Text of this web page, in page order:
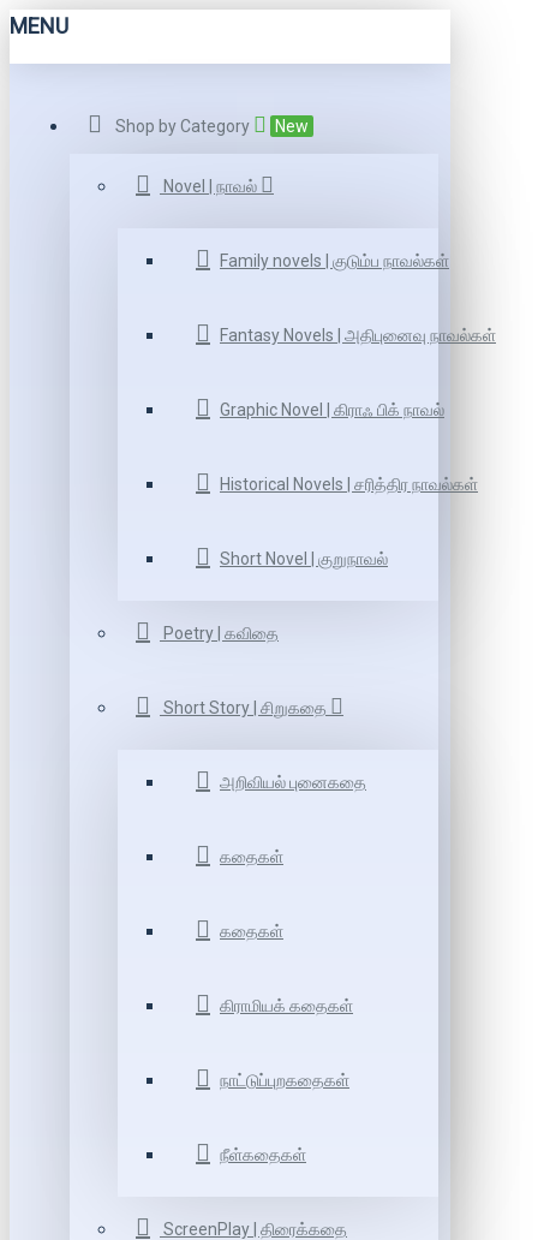
MENU
Shop by Category New
Novel | நாவல்
Family novels | குடும்ப நாவல்கள்
Fantasy Novels | அதிபுனைவு நாவல்கள்
Graphic Novel | கிராஃ பிக் நாவல்
Historical Novels | சரித்திர நாவல்கள்
Short Novel | குறுநாவல்
Poetry | கவிதை
Short Story | சிறுகதை
அறிவியல் புனைகதை
கதைகள்
கதைகள்
கிராமியக் கதைகள்
நாட்டுப்புறகதைகள்
நீள்கதைகள்
ScreenPlay | திரைக்கதை